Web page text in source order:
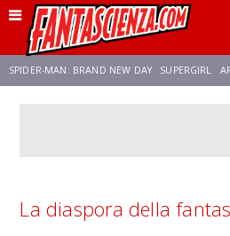
SPIDER-MAN: BRAND NEW DAY SUPERGIRL
La diaspora della